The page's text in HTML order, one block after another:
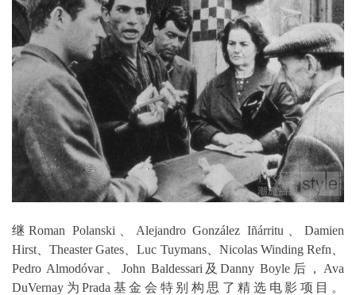
继Roman Polanski、Alejandro González Iñárritu、Damien
Hirst、Theaster Gates、Luc Tuymans、Nicolas Winding Refn、
Pedro Almodóvar、John Baldessari及Danny Boyle后，Ava
DuVernay为Prada基金会特别构思了精选电影项目。